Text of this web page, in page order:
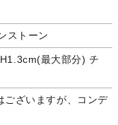
ストーン
最大部分) チ
ございますが、コンデ